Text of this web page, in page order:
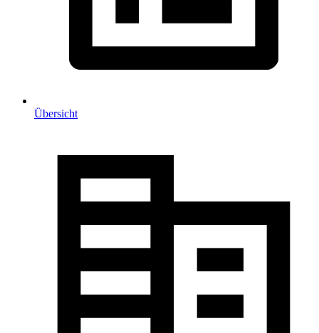
Übersicht